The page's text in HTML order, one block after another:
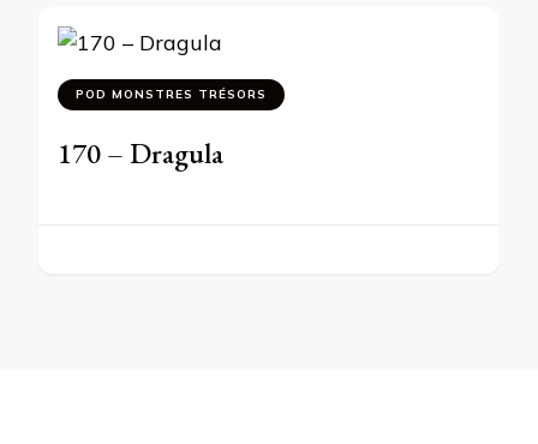
POD MONSTRES TRÉSORS
170 – Dragula